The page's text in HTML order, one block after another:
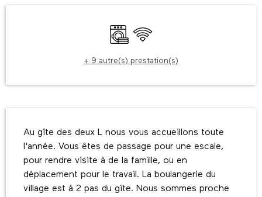
Lave linge
WiFi
+ 9 autre(s) prestation(s)
Au gîte des deux L nous vous accueillons toute
l'année. Vous êtes de passage pour une escale,
pour rendre visite à de la famille, ou en
déplacement pour le travail. La boulangerie du
village est à 2 pas du gîte. Nous sommes proche